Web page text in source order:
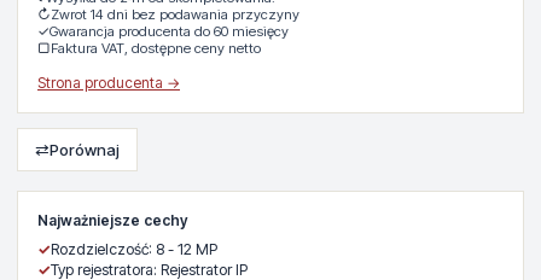
Najważniejsze cechy
✓Rozdzielczość: 8 - 12 MP
✓Typ rejestratora: Rejestrator IP
↻Zwrot 14 dni bez podawania przyczyny
✓Gwarancja producenta do 60 miesięcy
▢Faktura VAT, dostępne ceny netto
Strona producenta →
⇄Porównaj